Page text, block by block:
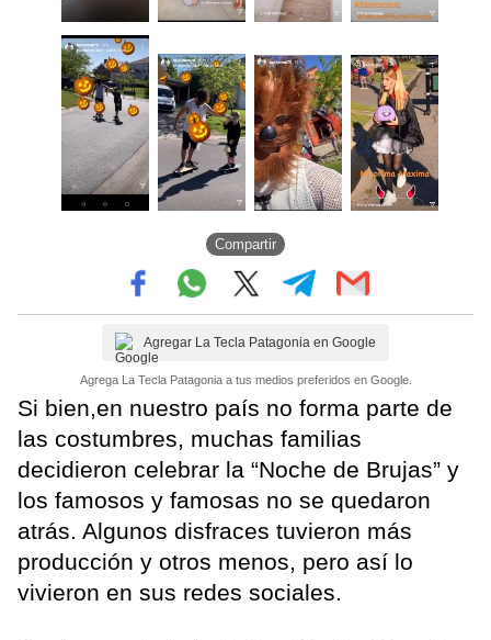
Compartir
Agregar La Tecla Patagonia en Google
Agrega La Tecla Patagonia a tus medios preferidos en Google.
Si bien,en nuestro país no forma parte de
las costumbres, muchas familias
decidieron celebrar la “Noche de Brujas” y
los famosos y famosas no se quedaron
atrás. Algunos disfraces tuvieron más
producción y otros menos, pero así lo
vivieron en sus redes sociales.